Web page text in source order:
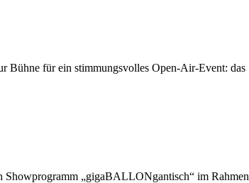
Bühne für ein stimmungsvolles Open-Air-Event: das
„gigaBALLONgantisch“ im Rahmen